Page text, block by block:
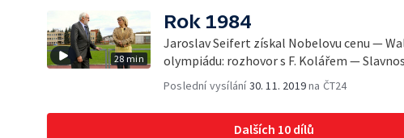
28 min
Rok 1984
Jaroslav Seifert získal Nobelovu cenu —
olympiádu: rozhovor s F. Kolářem —
Poslední vysílání30. 11. 2019na ČT24
Dalších 10 dílů